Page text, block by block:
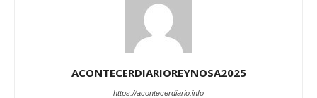
ACONTECERDIARIOREYNOSA2025
https://acontecerdiario.info